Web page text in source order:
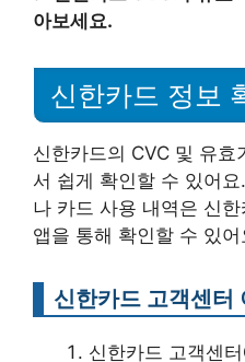
아보세요.
신한카드 정보
신한카드의 CVC 및 유효
서 쉽게 확인할 수 있어
나 카드 사용 내역은 신
앱을 통해 확인할 수 있어
신한카드 고객센터
신한카드 고객센